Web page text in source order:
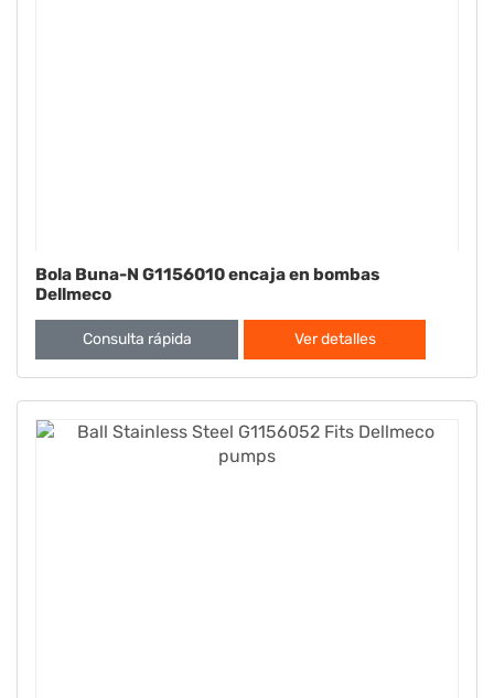
Bola Buna-N G1156010 encaja en bombas
Dellmeco
Consulta rápida Ver detalles